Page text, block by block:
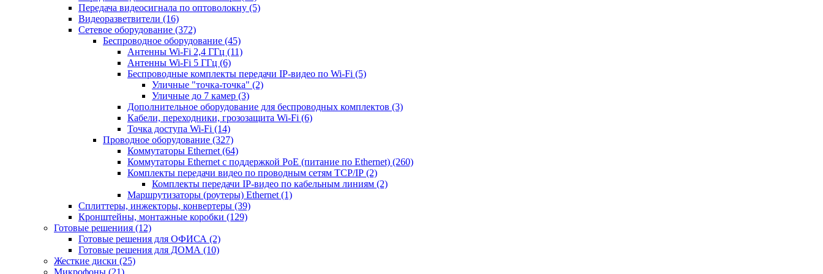
Передача видеосигнала по оптоволокну (5)
Видеоразветвители (16)
Сетевое оборудование (372)
Беспроводное оборудование (45)
Антенны Wi-Fi 2,4 ГГц (11)
Антенны Wi-Fi 5 ГГц (6)
Беспроводные комплекты передачи IP-видео по Wi-Fi (5)
Уличные "точка-точка" (2)
Уличные до 7 камер (3)
Дополнительное оборудование для беспроводных комплектов (3)
Кабели, переходники, грозозащита Wi-Fi (6)
Точка доступа Wi-Fi (14)
Проводное оборудование (327)
Коммутаторы Ethernet (64)
Коммутаторы Ethernet с поддержкой PoE (питание по Ethernet) (260)
Комплекты передачи видео по проводным сетям TCP/IP (2)
Комплекты передачи IP-видео по кабельным линиям (2)
Маршрутизаторы (роутеры) Ethernet (1)
Сплиттеры, инжекторы, конвертеры (39)
Кронштейны, монтажные коробки (129)
Готовые решениия (12)
Готовые решения для ОФИСА (2)
Готовые решения для ДОМА (10)
Жесткие диски (25)
Микрофоны (21)